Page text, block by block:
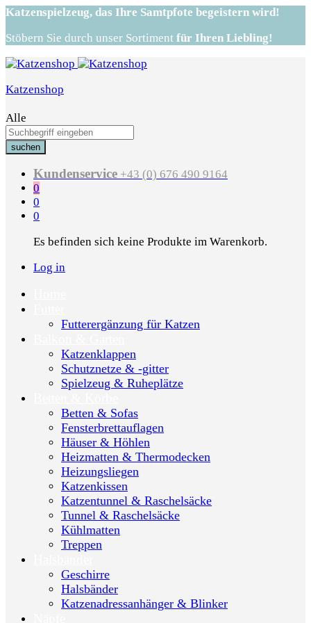
Katzenspielzeug, das Ihre Samtpfote begeistern wird!
Stöbern Sie durch unser Sortiment für Ihren Liebling!
Katzenshop
Alle
suchen
Kundenservice +43 (0) 676 490 9164
0
0
0
Es befinden sich keine Produkte im Warenkorb.
Log in
Futterergänzung für Katzen
Katzenklappen
Schutznetze & -gitter
Spielzeug & Ruheplätze
Betten & Sofas
Fensterbrettauflagen
Häuser & Höhlen
Heizmatten & Thermodecken
Heizungsliegen
Katzenkissen
Katzentunnel & Raschelsäcke
Tunnel & Raschelsäcke
Kühlmatten
Treppen
Geschirre
Halsbänder
Katzenadressanhänger & Blinker